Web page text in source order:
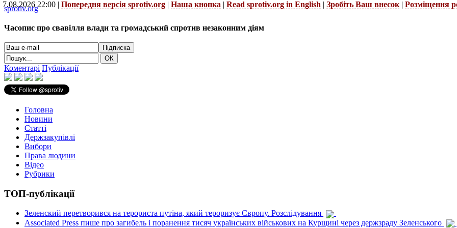
7.08.2026 22:00 | Попередня версія sprotiv.org | Наша кнопка | Read sprotiv.org in English | Зробіть Ваш внесок | Розміщення
sprotiv.org
Часопис про свавілля влади та громадський спротив незаконним діям
Коментарі Публікації
Головна
Новини
Статті
Держзакупівлі
Вибори
Права людини
Відео
Рубрики
ТОП-публікації
Зеленский перетворився на терориста путіна, який тероризує Європу. Розслідування
Associated Press пише про загибель і поранення тисяч українських військових на Курщині через держзраду Зеленського